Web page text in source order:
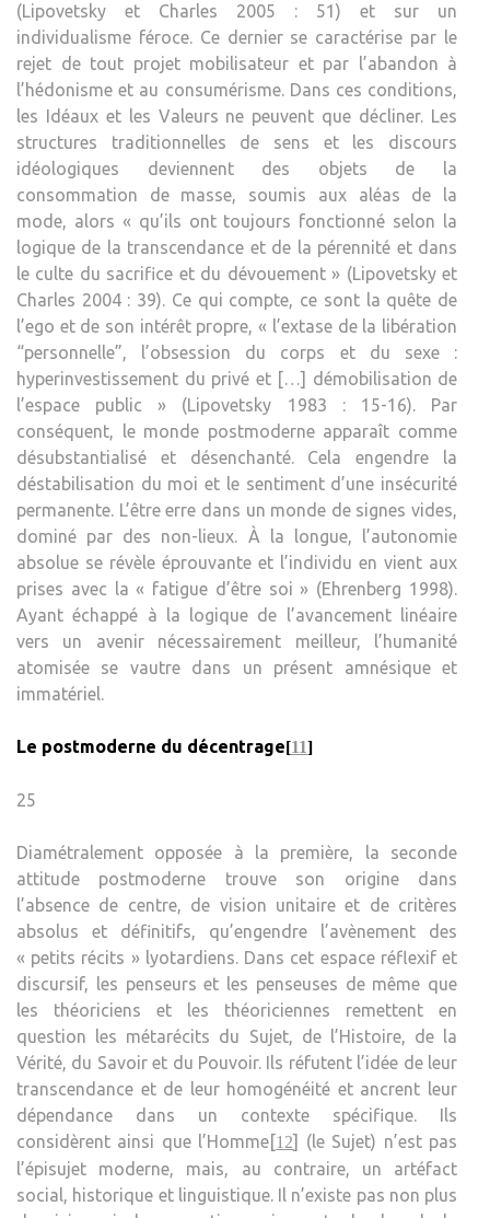
(Lipovetsky et Charles 2005 : 51) et sur un
individualisme féroce. Ce dernier se caractérise par le
rejet de tout projet mobilisateur et par l’abandon à
l’hédonisme et au consumérisme. Dans ces conditions,
les Idéaux et les Valeurs ne peuvent que décliner. Les
structures traditionnelles de sens et les discours
idéologiques deviennent des objets de la
consommation de masse, soumis aux aléas de la
mode, alors « qu’ils ont toujours fonctionné selon la
logique de la transcendance et de la pérennité et dans
le culte du sacrifice et du dévouement » (Lipovetsky et
Charles 2004 : 39). Ce qui compte, ce sont la quête de
l’ego et de son intérêt propre, « l’extase de la libération
“personnelle”, l’obsession du corps et du sexe :
hyperinvestissement du privé et […] démobilisation de
l’espace public » (Lipovetsky 1983 : 15-16). Par
conséquent, le monde postmoderne apparaît comme
désubstantialisé et désenchanté. Cela engendre la
déstabilisation du moi et le sentiment d’une insécurité
permanente. L’être erre dans un monde de signes vides,
dominé par des non-lieux. À la longue, l’autonomie
absolue se révèle éprouvante et l’individu en vient aux
prises avec la « fatigue d’être soi » (Ehrenberg 1998).
Ayant échappé à la logique de l’avancement linéaire
vers un avenir nécessairement meilleur, l’humanité
atomisée se vautre dans un présent amnésique et
immatériel.
Le postmoderne du décentrage[11]
25
Diamétralement opposée à la première, la seconde
attitude postmoderne trouve son origine dans
l’absence de centre, de vision unitaire et de critères
absolus et définitifs, qu’engendre l’avènement des
« petits récits » lyotardiens. Dans cet espace réflexif et
discursif, les penseurs et les penseuses de même que
les théoriciens et les théoriciennes remettent en
question les métarécits du Sujet, de l’Histoire, de la
Vérité, du Savoir et du Pouvoir. Ils réfutent l’idée de leur
transcendance et de leur homogénéité et ancrent leur
dépendance dans un contexte spécifique. Ils
considèrent ainsi que l’Homme[12] (le Sujet) n’est pas
l’épisujet moderne, mais, au contraire, un artéfact
social, historique et linguistique. Il n’existe pas non plus